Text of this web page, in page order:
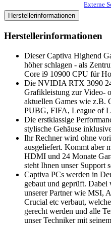
Externe
Herstellerinformationen
Herstellerinformationen
Dieser Captiva Highend
höher schlagen - als
Core i9 10900 CPU für
Die NVIDIA RTX 3090
Grafikleistung zur Video-
aktuellen Games wie
PUBG, FIFA, League of
Die erstklassige
stylische Gehäuse
Ihr Rechner wird ohne
ausgeliefert. Kommt aber
HDMI und 24 Monate
steht Ihnen unser Support
Captiva PCs werden in
gebaut und geprüft.
unserer Partner wie MSI,
Crucial etc verbaut,
gerecht werden und alle
unser Techniker mit